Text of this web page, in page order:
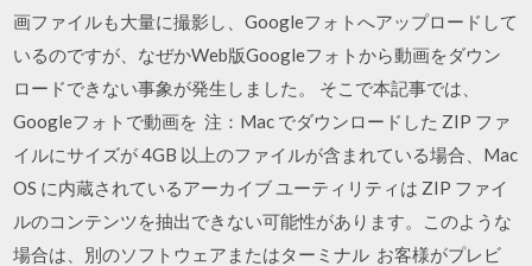
画ファイルも大量に撮影し、Googleフォトへアップロードして
いるのですが、なぜかWeb版Googleフォトから動画をダウン
ロードできない事象が発生しました。 そこで本記事では、
Googleフォトで動画を 注：Mac でダウンロードした ZIP ファ
イルにサイズが 4GB 以上のファイルが含まれている場合、Mac
OS に内蔵されているアーカイブ ユーティリティは ZIP ファイ
ルのコンテンツを抽出できない可能性があります。このような
場合は、別のソフトウェアまたはターミナル お客様がプレビ